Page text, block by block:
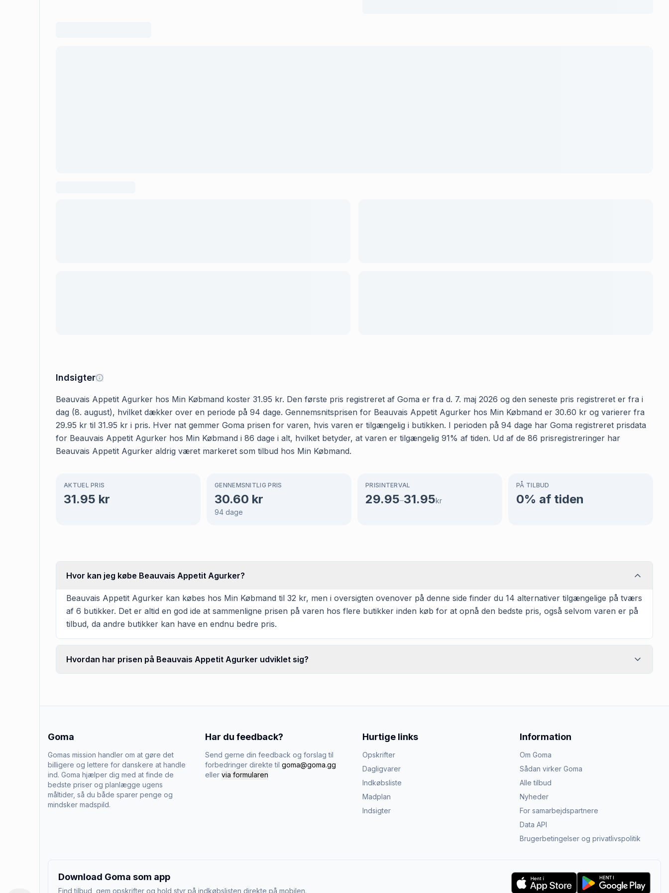
Indsigter
Beauvais Appetit Agurker hos Min Købmand koster 31.95 kr. Den første pris registreret af Goma er fra d. 7. maj 2026 og den seneste pris registreret er fra i
dag (8. august), hvilket dækker over en periode på 94 dage. Gennemsnitsprisen for Beauvais Appetit Agurker hos Min Købmand er 30.60 kr og varierer fra
29.95 kr til 31.95 kr i pris. Hver nat gemmer Goma prisen for varen, hvis varen er tilgængelig i butikken. I perioden på 94 dage har Goma registreret prisdata
for Beauvais Appetit Agurker hos Min Købmand i 86 dage i alt, hvilket betyder, at varen er tilgængelig 91% af tiden. Ud af de 86 prisregistreringer har
Beauvais Appetit Agurker aldrig været markeret som tilbud hos Min Købmand.
AKTUEL PRIS
31.95 kr
GENNEMSNITLIG PRIS
30.60 kr
94 dage
PRISINTERVAL
29.95–31.95kr
PÅ TILBUD
0% af tiden
Hvor kan jeg købe Beauvais Appetit Agurker?
Beauvais Appetit Agurker kan købes hos Min Købmand til 32 kr, men i oversigten ovenover på denne side finder du 14 alternativer tilgængelige på tværs
af 6 butikker. Det er altid en god ide at sammenligne prisen på varen hos flere butikker inden køb for at opnå den bedste pris, også selvom varen er på
tilbud, da andre butikker kan have en endnu bedre pris.
Hvordan har prisen på Beauvais Appetit Agurker udviklet sig?
Goma
Gomas mission handler om at gøre det
billigere og lettere for danskere at handle
ind. Goma hjælper dig med at finde de
bedste priser og planlægge ugens
måltider, så du både sparer penge og
mindsker madspild.
Har du feedback?
Send gerne din feedback og forslag til
forbedringer direkte til goma@goma.gg
eller via formularen
Hurtige links
Opskrifter
Dagligvarer
Indkøbsliste
Madplan
Indsigter
Information
Om Goma
Sådan virker Goma
Alle tilbud
Nyheder
For samarbejdspartnere
Data API
Brugerbetingelser og privatlivspolitik
Download Goma som app
Find tilbud, gem opskrifter og hold styr på indkøbslisten direkte på mobilen.